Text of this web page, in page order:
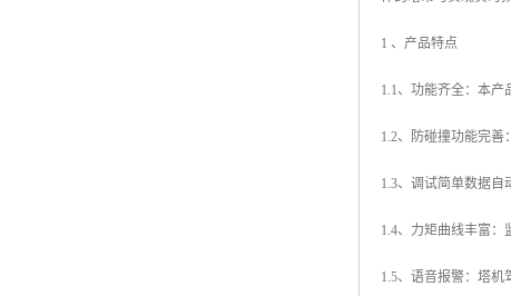
1 、产品特点
1.1、功能齐全：本产
1.2、防碰撞功能完善
1.3、调试简单数据自
1.4、力矩曲线丰富：
1.5、语音报警：塔机